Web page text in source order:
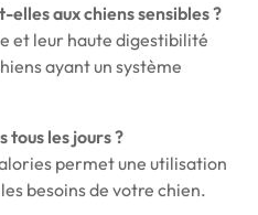
aux chiens sensibles ?
et leur haute digestibilité
ayant un système
tous les jours ?
permet une utilisation
besoins de votre chien.